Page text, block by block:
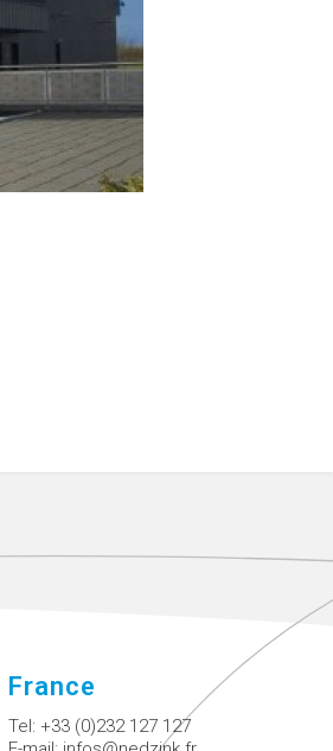
France
Tel: +33 (0)232 127 127